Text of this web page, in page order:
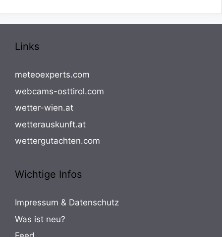
Links
meteoexperts.com
webcams-osttirol.com
wetter-wien.at
wetterauskunft.at
wettergutachten.com
Wichtige Infos
Impressum & Datenschutz
Was ist neu?